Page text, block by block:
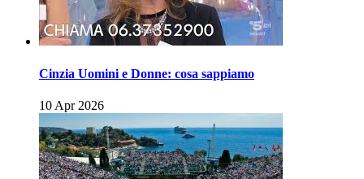
Cinzia Uomini e Donne: cosa sappiamo
10 Apr 2026